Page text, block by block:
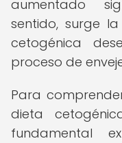
aumentado
sentido, surge
cetogénica
proceso de
Para
dieta
fundamental